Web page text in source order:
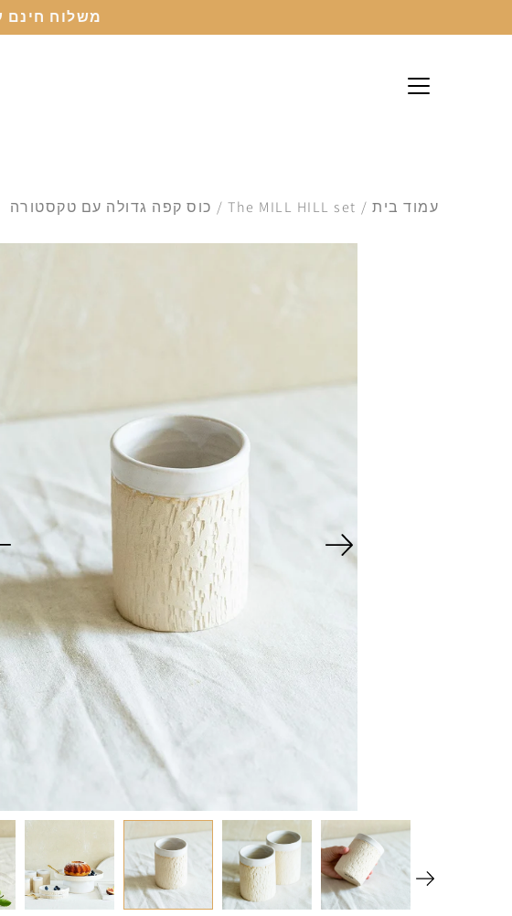
משלוח חינם
עמוד בית /
The MILL HILL set
/ כוס קפה גדולה עם טקסטורה